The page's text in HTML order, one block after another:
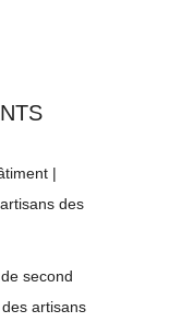
|
des
second
artisans